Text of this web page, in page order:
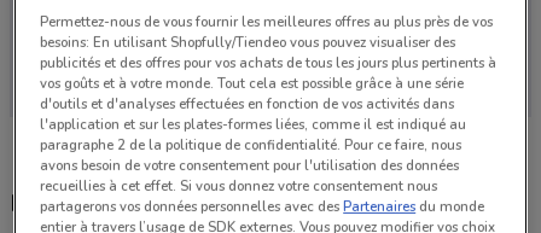
Aucun catalogue disponible pour le moment
Magasins Coccinelle Express dans les environs
Permettez-nous de vous fournir les meilleures offres au plus près de vos
besoins: En utilisant Shopfully/Tiendeo vous pouvez visualiser des
publicités et des offres pour vos achats de tous les jours plus pertinents à
vos goûts et à votre monde. Tout cela est possible grâce à une série
d'outils et d'analyses effectuées en fonction de vos activités dans
l'application et sur les plates-formes liées, comme il est indiqué au
paragraphe 2 de la politique de confidentialité. Pour ce faire, nous
avons besoin de votre consentement pour l'utilisation des données
recueillies à cet effet. Si vous donnez votre consentement nous
partagerons vos données personnelles avec desPartenaires du monde
entier à travers l’usage de SDK externes. Vous pouvez modifier vos choix